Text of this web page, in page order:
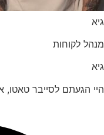
לקוחות
הגעתם לסייבר טאטו,